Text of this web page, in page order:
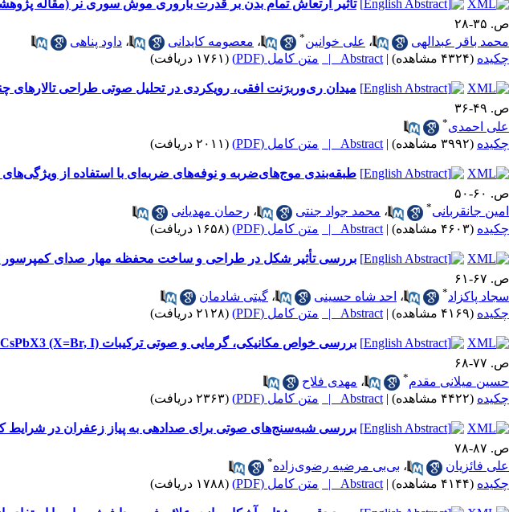
تأثیر ارتعاش تمام بدن بر قدرت باروری موش سوری نر (مقاله
ص. ۳۵-۲۸
محمد باقر عبدالهی
، علی خوانین* ، معصومه کایدانی ، داود پناهی
چکیده (۴۳۲۴ مشاهده) |
Abstract | متن کامل (PDF) (۱۷۶۱ دریافت)
میدان ری‌وربرَنت افقی، رویکردی در تحلیل صوتی طراحی تالارهای
ص. ۴۹-۳۶
علی احمدی*
چکیده (۳۹۹۲ مشاهده) |
Abstract | متن کامل (PDF) (۲۰۱۱ دریافت)
طبقه‌بندی موج‌های‌ضربه و نوفه‌های ضربه‌ای با استفاده از
ص. ۶۰-۵۰
امین جانقربانی* ، محمد جواد جنتی ، رحمان مهدیانی
چکیده (۴۶۰۳ مشاهده) |
Abstract | متن کامل (PDF) (۱۶۵۸ دریافت)
بررسی تأثیر شکل در طراحی و ساخت محفظه مهار صدای کمپرسور
ص. ۶۷-۶۱
سجاد پاکزاد* ، احد شاه حسینی ، گیتی شادمان
چکیده (۴۱۶۹ مشاهده) |
Abstract | متن کامل (PDF) (۲۱۲۸ دریافت)
بررسی خواص مکانیکی، گرمایی و صوتی ترکیبات CsPbX3 (X=Br, I) با استفاده از روش نظریه تابعی چگالی (مقاله پژوهشی)
ص. ۷۷-۶۸
حسین میلانی مقدم* ، مهدی فلاح
چکیده (۴۴۲۲ مشاهده) |
Abstract | متن کامل (PDF) (۲۳۶۳ دریافت)
بررسی شبه‌سنج‎‌های صوتی برای صدادهی به پیاز زعفران در شرایط کشت گلخانه‌ای (مقاله پژوهشی)
ص. ۸۷-۷۸
علی فائزیان
، بی‌بی مرضیه رضوی‌زاده*
چکیده (۴۱۴۴ مشاهده) |
Abstract | متن کامل (PDF) (۱۷۸۸ دریافت)